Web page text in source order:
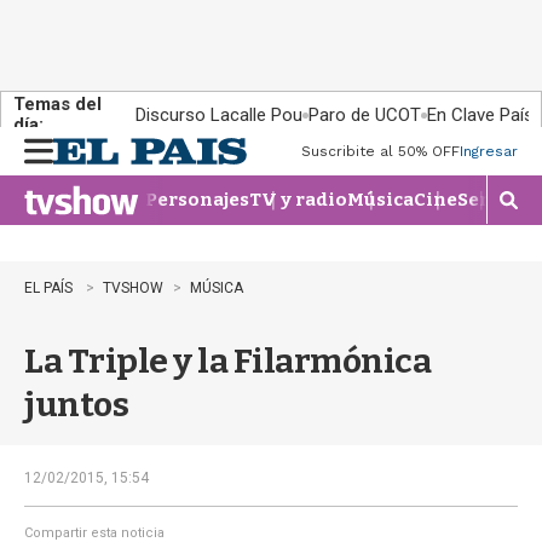
Temas del
día:
Discurso Lacalle Pou Paro de UCOT En Clave País
n
u
Suscribite al 50% OFFIngresar
PersonajesTV y radioMúsicaCineSeries
M
o
e
EL PAÍS TVSHOW MÚSICA
La Triple y la Filarmónica
juntos
12/02/2015, 15:54
Compartir esta noticia